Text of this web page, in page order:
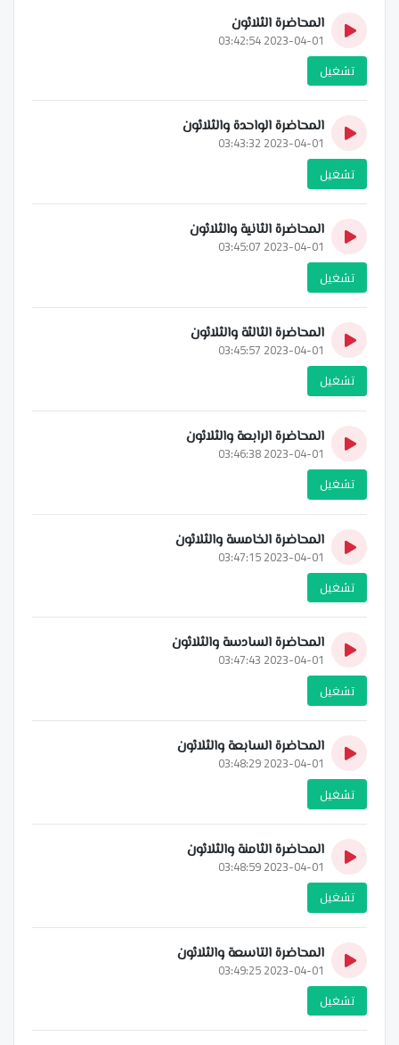
المحاضرة الثلاثون
2023-04-01 03:42:54
تشغيل
المحاضرة الواحدة والثلاثون
2023-04-01 03:43:32
تشغيل
المحاضرة الثانية والثلاثون
2023-04-01 03:45:07
تشغيل
المحاضرة الثالثة والثلاثون
2023-04-01 03:45:57
تشغيل
المحاضرة الرابعة والثلاثون
2023-04-01 03:46:38
تشغيل
المحاضرة الخامسة والثلاثون
2023-04-01 03:47:15
تشغيل
المحاضرة السادسة والثلاثون
2023-04-01 03:47:43
تشغيل
المحاضرة السابعة والثلاثون
2023-04-01 03:48:29
تشغيل
المحاضرة الثامنة والثلاثون
2023-04-01 03:48:59
تشغيل
المحاضرة التاسعة والثلاثون
2023-04-01 03:49:25
تشغيل